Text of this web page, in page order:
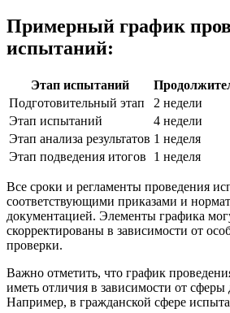
Примерный график
испытаний:
Этап испытаний
Подготовительный этап
2 недели
Этап испытаний
4 недели
Этап анализа результатов 1 неделя
Этап подведения итогов
1 неделя
Все сроки и регламенты проведения
соответствующими приказами и
документацией. Элементы графика
скорректированы в зависимости от
проверки.
Важно отметить, что график
иметь отличия в зависимости от сферы
Например, в гражданской сфере